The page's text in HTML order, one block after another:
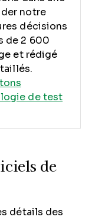
notre
décisions
de 2 600
et rédigé
de test
de
détails des